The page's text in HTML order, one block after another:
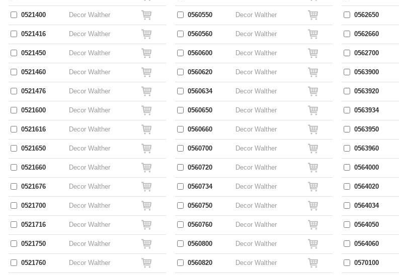
0521400 Decor Walther
0521416 Decor Walther
0521450 Decor Walther
0521460 Decor Walther
0521476 Decor Walther
0521600 Decor Walther
0521616 Decor Walther
0521650 Decor Walther
0521660 Decor Walther
0521676 Decor Walther
0521700 Decor Walther
0521716 Decor Walther
0521750 Decor Walther
0521760 Decor Walther
0560550 Decor Walther
0560560 Decor Walther
0560600 Decor Walther
0560620 Decor Walther
0560634 Decor Walther
0560650 Decor Walther
0560660 Decor Walther
0560700 Decor Walther
0560720 Decor Walther
0560734 Decor Walther
0560750 Decor Walther
0560760 Decor Walther
0560800 Decor Walther
0560820 Decor Walther
0562650
0562660
0562700
0563900
0563920
0563934
0563950
0563960
0564000
0564020
0564034
0564050
0564060
0570100